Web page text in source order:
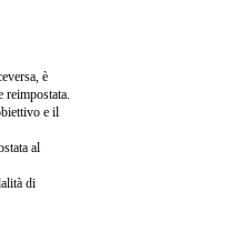
è
reimpostata.
e il
al
di